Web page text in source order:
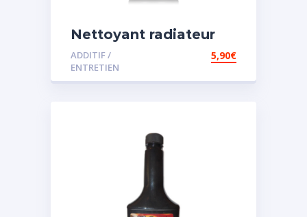
Nettoyant radiateur
ADDITIF /
ENTRETIEN
5,90€